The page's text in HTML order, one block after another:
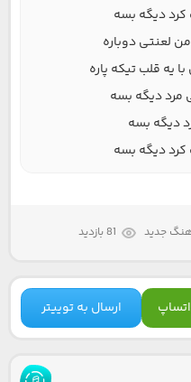
کرد دیگه بسه
لعنتی دوباره
یه قلب تیکه پاره
مرد دیگه بسه
دیگه بسه
کرد دیگه بسه
جدید 81 بازدید
ارسال به توییتر